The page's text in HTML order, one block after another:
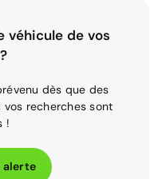
véhicule de vos
dès que des
recherches sont
!
alerte